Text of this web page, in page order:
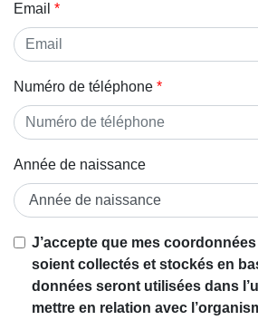
Email
Numéro de téléphone
Année de naissance
J’accepte que mes
soient collectés et stockés en
données seront utilisées dans
mettre en relation avec